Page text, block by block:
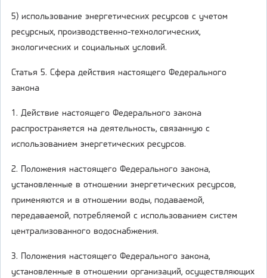
5) использование энергетических ресурсов с учетом
ресурсных, производственно-технологических,
экологических и социальных условий.
Статья 5. Сфера действия настоящего Федерального
закона
1. Действие настоящего Федерального закона
распространяется на деятельность, связанную с
использованием энергетических ресурсов.
2. Положения настоящего Федерального закона,
установленные в отношении энергетических ресурсов,
применяются и в отношении воды, подаваемой,
передаваемой, потребляемой с использованием систем
централизованного водоснабжения.
3. Положения настоящего Федерального закона,
установленные в отношении организаций, осуществляющих